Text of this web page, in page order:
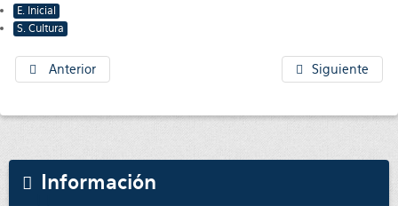
E. Inicial
S. Cultura
Anterior Siguiente
Información